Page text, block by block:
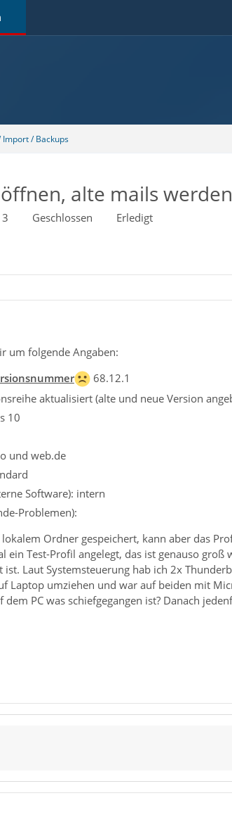
/ Backups
alte mails
Geschlossen Erledigt
um folgende Angaben:
68.12.1
aktualisiert (alte und neue Version
10
und web.de
Software): intern
Problemen):
Ordner gespeichert, kann aber das
ein Test-Profil angelegt, das ist genauso groß
ist. Laut Systemsteuerung hab ich 2x
Laptop umziehen und war auf beiden mit
PC was schiefgegangen ist? Danach